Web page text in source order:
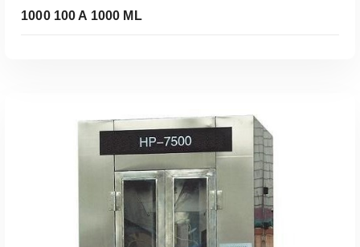
1000 100 A 1000 ML